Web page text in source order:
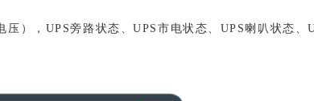
），UPS旁路状态、UPS市电状态、UPS喇叭状态、